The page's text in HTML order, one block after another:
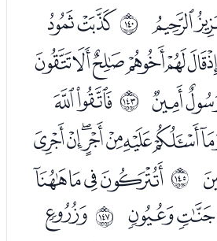
ﲋﭮﭯ
ﲎﭿﮀ
ﲐ ﮐﮑﮒﮓ
ﲒ ﮚ